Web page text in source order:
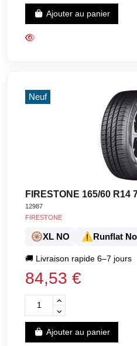
Ajouter au panier
Neuf
FIRESTONE 165/60 R14
12987
FIRESTONE
🛞XL NO ⚠️ Runflat No
🚚 Livraison rapide 6–7 jours
84,53 €
Ajouter au panier